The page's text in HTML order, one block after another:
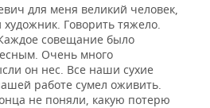
для меня великий человек,
Говорить тяжело.
совещание было
Очень много
он нес. Все наши сухие
работе сумел оживить.
не поняли, какую потерю